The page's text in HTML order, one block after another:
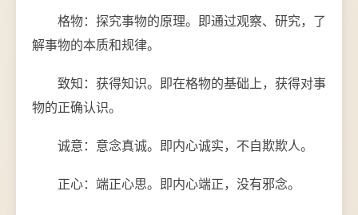
格物：探究事物的原理。即通过观察、研究，了
解事物的本质和规律。
致知：获得知识。即在格物的基础上，获得对事
物的正确认识。
诚意：意念真诚。即内心诚实，不自欺欺人。
正心：端正心思。即内心端正，没有邪念。